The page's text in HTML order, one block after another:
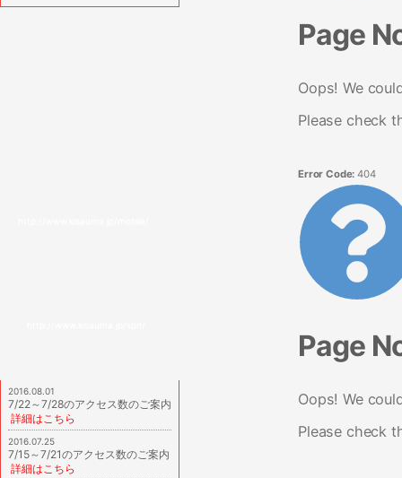
2016.08.01
7/22～7/28のアクセス数のご案内
詳細はこちら
2016.07.25
7/15～7/21のアクセス数のご案内
詳細はこちら
Page
Oops! We
Please check
Error Code: 404
Page
Oops! We
Please check